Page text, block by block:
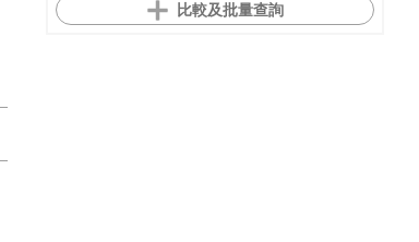
比較及批量查詢